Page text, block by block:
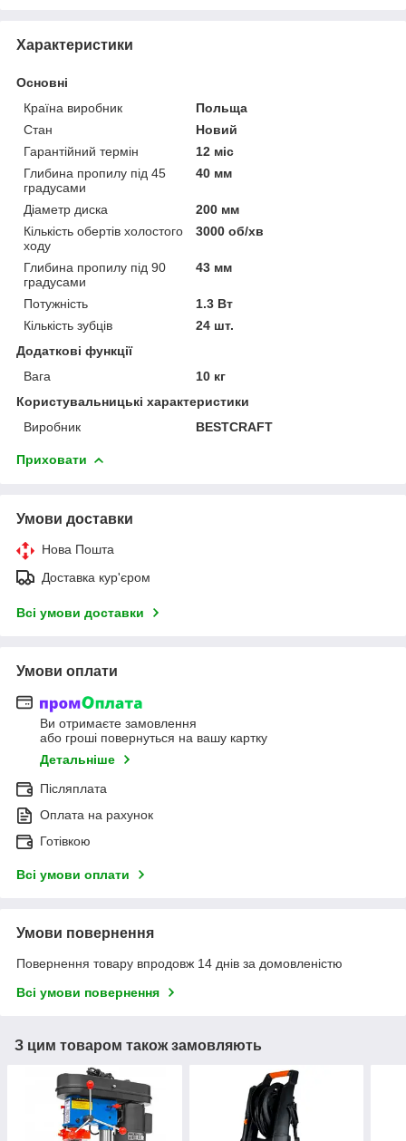
Характеристики
Основні
Країна виробник
Польща
Стан
Новий
Гарантійний термін
12 міс
Глибина пропилу під 45
градусами
40 мм
Діаметр диска
200 мм
Кількість обертів холостого
ходу
3000 об/хв
Глибина пропилу під 90
градусами
43 мм
Потужність
1.3 Вт
Кількість зубців
24 шт.
Додаткові функції
Вага
10 кг
Користувальницькі характеристики
Виробник
BESTCRAFT
Приховати
Умови доставки
Нова Пошта
Доставка кур'єром
Всі умови доставки
Умови оплати
Ви отримаєте замовлення
або гроші повернуться на вашу картку
Детальніше
Післяплата
Оплата на рахунок
Готівкою
Всі умови оплати
Умови повернення
Повернення товару впродовж 14 днів за домовленістю
Всі умови повернення
З цим товаром також замовляють